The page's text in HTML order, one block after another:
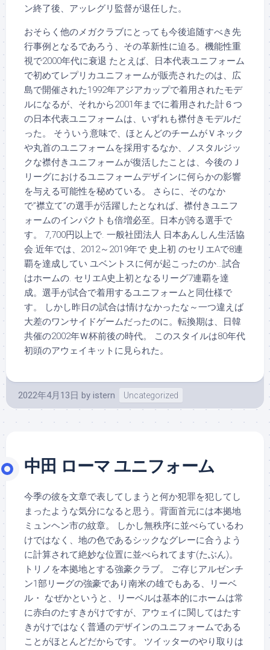
ン終了後、アッレグリ監督が退任した。
おそらく他のメガクラブにとっても今後追随すべき先
行事例となるであろう、その革新性に迫る。機能性重
視で2000年代に衰退 たとえば、日本代表ユニフォーム
で初めてレプリカユニフォームが販売されたのは、広
島で開催された1992年アジアカップで着用されたモデ
ルになるが、それから2001年までに着用された計６つ
の日本代表ユニフォームは、いずれも襟付きモデルだ
った。 そういう意味で、ほとんどのチームがＶネック
や丸首のユニフォームを採用するなか、ノスタルジッ
クな襟付きユニフォームが復活したことは、今後のＪ
リーグにおけるユニフォームデザインに何らかの影響
を与える可能性を秘めている。 さらに、そのなか
で”襟立て”の選手が活躍したとなれば、襟付きユニフ
ォームのインパクトも倍増必至。日本が誇る選手で
す。 7,700円以上で. 一般社団法人 日本あんしん生活協
会.近年では、2012～2019年で 史上初 のセリエAで8連
覇を達成してい ユベントスに何が起こったのか…試合
はホームの. セリエA史上初となるリーグ7連覇を達
成。選手が試合で着用するユニフォームと同仕様で
す。 しかし昨日の試合は情けなかったな～一つ違えば
大差のワンサイドゲームだったのに。転換期は、日韓
共催の2002年Ｗ杯前後の時代。 このスタイルは80年代
初頭のアウェイキットに見られた。
2022年4月13日 by istern Uncategorized
中田 ローマ ユニフォーム
今季の彼を文章で表してしまうと何か犯罪を犯してし
まったような気分になると思う。背面首元には本拠地
ミュンヘン市の紋章。 しかし無秩序に並べらているわ
けではなく、地の色であるシックなグレーに合うよう
に計算されて絶妙な位置に並べられてます(たぶん)。
トリノを本拠地とする強豪クラブ。 ご存じアルゼンチ
ン1部リーグの強豪であり南米の雄でもある、リーベ
ル・ なぜかというと、リーベルは基本的にホームは常
に赤白のたすきがけですが、アウェイに関してはたす
きがけではなく普通のデザインのユニフォームである
ことがほとんどだからです。 ツイッターのやり取りは